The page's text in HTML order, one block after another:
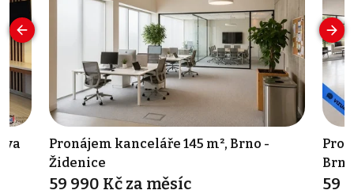
Pronájem kanceláře 145 m², Brno -
Židenice
59 990 Kč za měsíc 59